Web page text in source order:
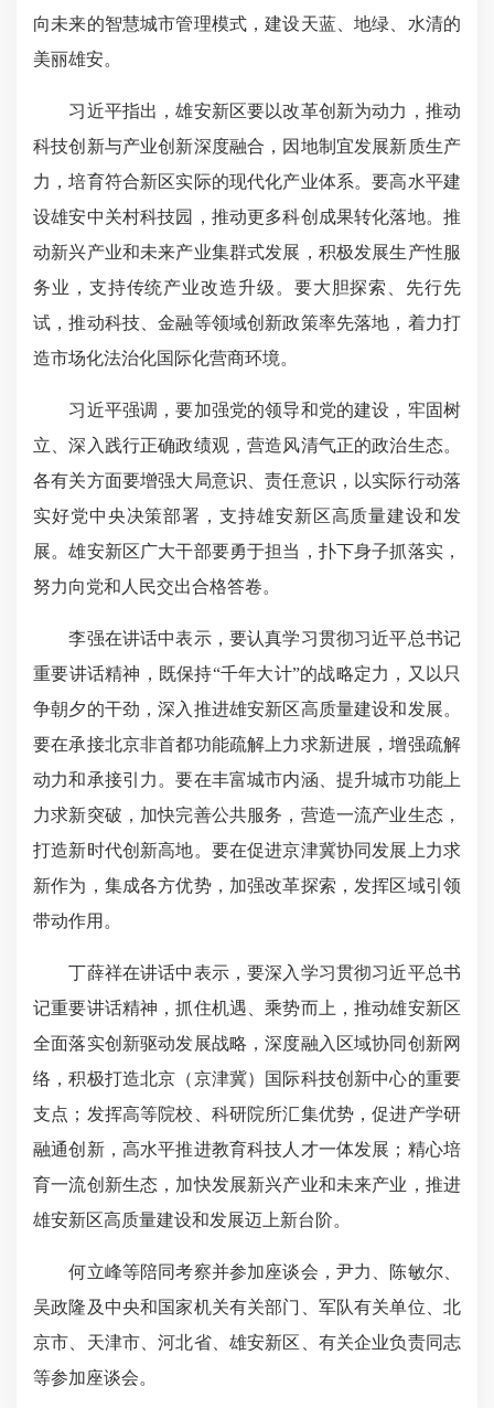
向未来的智慧城市管理模式，建设天蓝、地绿、水清的
美丽雄安。
习近平指出，雄安新区要以改革创新为动力，推动
科技创新与产业创新深度融合，因地制宜发展新质生产
力，培育符合新区实际的现代化产业体系。要高水平建
设雄安中关村科技园，推动更多科创成果转化落地。推
动新兴产业和未来产业集群式发展，积极发展生产性服
务业，支持传统产业改造升级。要大胆探索、先行先
试，推动科技、金融等领域创新政策率先落地，着力打
造市场化法治化国际化营商环境。
习近平强调，要加强党的领导和党的建设，牢固树
立、深入践行正确政绩观，营造风清气正的政治生态。
各有关方面要增强大局意识、责任意识，以实际行动落
实好党中央决策部署，支持雄安新区高质量建设和发
展。雄安新区广大干部要勇于担当，扑下身子抓落实，
努力向党和人民交出合格答卷。
李强在讲话中表示，要认真学习贯彻习近平总书记
重要讲话精神，既保持“千年大计”的战略定力，又以只
争朝夕的干劲，深入推进雄安新区高质量建设和发展。
要在承接北京非首都功能疏解上力求新进展，增强疏解
动力和承接引力。要在丰富城市内涵、提升城市功能上
力求新突破，加快完善公共服务，营造一流产业生态，
打造新时代创新高地。要在促进京津冀协同发展上力求
新作为，集成各方优势，加强改革探索，发挥区域引领
带动作用。
丁薛祥在讲话中表示，要深入学习贯彻习近平总书
记重要讲话精神，抓住机遇、乘势而上，推动雄安新区
全面落实创新驱动发展战略，深度融入区域协同创新网
络，积极打造北京（京津冀）国际科技创新中心的重要
支点；发挥高等院校、科研院所汇集优势，促进产学研
融通创新，高水平推进教育科技人才一体发展；精心培
育一流创新生态，加快发展新兴产业和未来产业，推进
雄安新区高质量建设和发展迈上新台阶。
何立峰等陪同考察并参加座谈会，尹力、陈敏尔、
吴政隆及中央和国家机关有关部门、军队有关单位、北
京市、天津市、河北省、雄安新区、有关企业负责同志
等参加座谈会。